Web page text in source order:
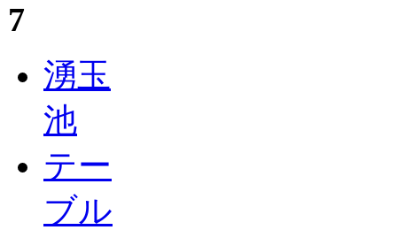
7
湧玉
池
テー
ブル